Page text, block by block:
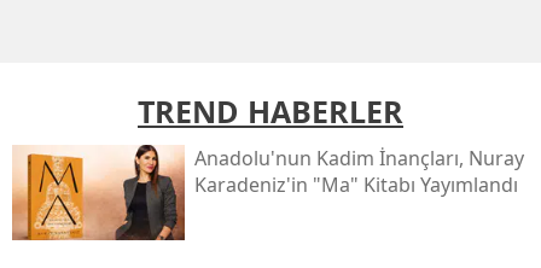
TREND HABERLER
Anadolu'nun Kadim İnançları, Nuray
Karadeniz'in "ma" Kitabı Yayımlandı